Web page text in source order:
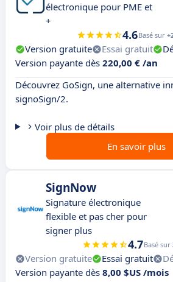
électronique pour PME et
+
4.6Basé sur
Version gratuite Essai gratuit
Version payante dès 220,00 € /an
Découvrez GoSign, une alternative
signoSign/2.
Voir plus de détails
En savoir plus
SignNow
Signature électronique
flexible et pas cher pour
signer plus
4.7Basé sur
Version gratuite Essai gratuit
Version payante dès 8,00 $US /mois